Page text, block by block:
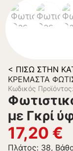
< ΠΊΣΩ ΣΤΗΝ
ΚΡΕΜΑΣΤΆ
Κωδικός
με Γκρί
17,20 €
Πλάτος: 38,